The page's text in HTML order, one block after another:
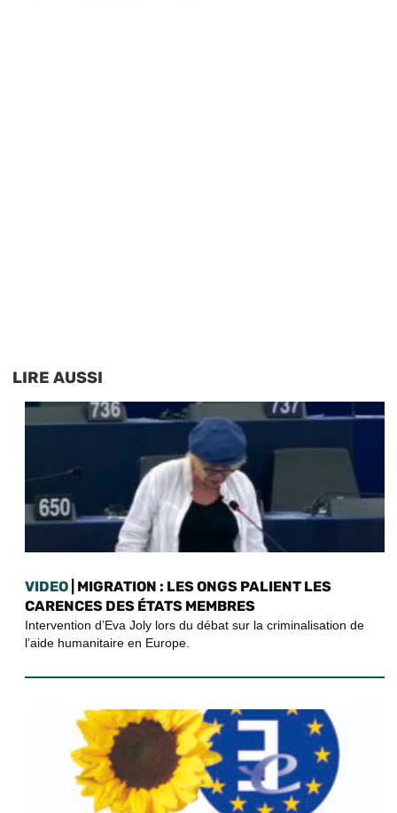
LIRE AUSSI
VIDEO | MIGRATION : LES ONGS PALIENT LES
CARENCES DES ÉTATS MEMBRES
Intervention d’Eva Joly lors du débat sur la criminalisation de
l’aide humanitaire en Europe.